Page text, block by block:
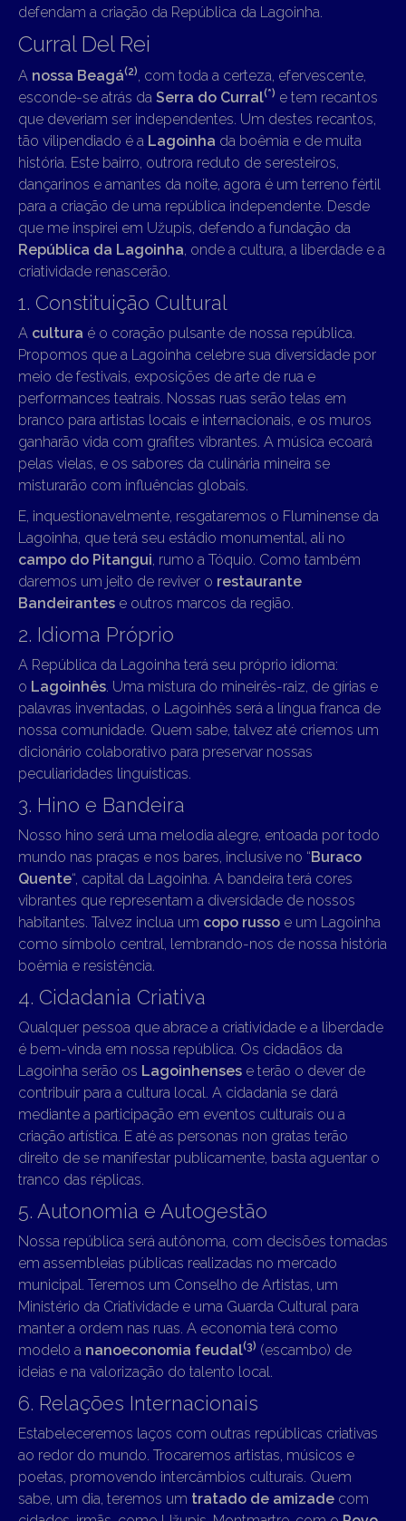
defendam a criação da República da Lagoinha.
Curral Del Rei
A nossa Beagá(2)
, com toda a certeza, efervescente,
esconde-se atrás da Serra do Curral(*) e tem recantos
que deveriam ser independentes. Um destes recantos,
tão vilipendiado é a Lagoinha da boêmia e de muita
história. Este bairro, outrora reduto de seresteiros,
dançarinos e amantes da noite, agora é um terreno fértil
para a criação de uma república independente. Desde
que me inspirei em Užupis, defendo a fundação da
República da Lagoinha , onde a cultura, a liberdade e a
criatividade renascerão.
1. Constituição Cultural
A cultura é o coração pulsante de nossa república.
Propomos que a Lagoinha celebre sua diversidade por
meio de festivais, exposições de arte de rua e
performances teatrais. Nossas ruas serão telas em
branco para artistas locais e internacionais, e os muros
ganharão vida com grafites vibrantes. A música ecoará
pelas vielas, e os sabores da culinária mineira se
misturarão com influências globais.
E, inquestionavelmente, resgataremos o Fluminense da
Lagoinha, que terá seu estádio monumental, ali no
campo do Pitangui , rumo a Tóquio. Como também
daremos um jeito de reviver o restaurante
Bandeirantes e outros marcos da região.
2. Idioma Próprio
A República da Lagoinha terá seu próprio idioma:
o Lagoinhês . Uma mistura do mineirês-raiz, de gírias e
palavras inventadas, o Lagoinhês será a língua franca de
nossa comunidade. Quem sabe, talvez até criemos um
dicionário colaborativo para preservar nossas
peculiaridades linguísticas.
3. Hino e Bandeira
Nosso hino será uma melodia alegre, entoada por todo
mundo nas praças e nos bares, inclusive no “Buraco
Quente“, capital da Lagoinha. A bandeira terá cores
vibrantes que representam a diversidade de nossos
habitantes. Talvez inclua um copo russo e um Lagoinha
como símbolo central, lembrando-nos de nossa história
boêmia e resistência.
4. Cidadania Criativa
Qualquer pessoa que abrace a criatividade e a liberdade
é bem-vinda em nossa república. Os cidadãos da
Lagoinha serão os Lagoinhenses e terão o dever de
contribuir para a cultura local. A cidadania se dará
mediante a participação em eventos culturais ou a
criação artística. E até as personas non gratas terão
direito de se manifestar publicamente, basta aguentar o
tranco das réplicas.
5. Autonomia e Autogestão
Nossa república será autônoma, com decisões tomadas
em assembleias públicas realizadas no mercado
municipal. Teremos um Conselho de Artistas, um
Ministério da Criatividade e uma Guarda Cultural para
manter a ordem nas ruas. A economia terá como
modelo a nanoeconomia feudal(3) (escambo) de
ideias e na valorização do talento local.
6. Relações Internacionais
Estabeleceremos laços com outras repúblicas criativas
ao redor do mundo. Trocaremos artistas, músicos e
poetas, promovendo intercâmbios culturais. Quem
sabe, um dia, teremos um tratado de amizade com